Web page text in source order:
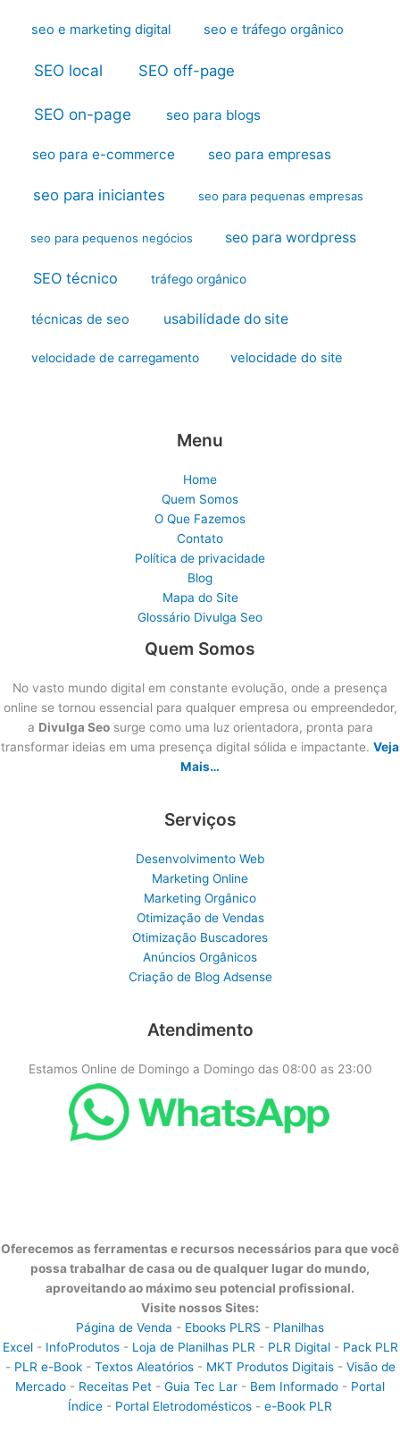
seo e marketing digital seo e tráfego orgânico
SEO local SEO off-page
SEO on-page seo para blogs
seo para e-commerce seo para empresas
seo para iniciantes seo para pequenas empresas
seo para pequenos negócios seo para wordpress
SEO técnico tráfego orgânico
técnicas de seo usabilidade do site
velocidade de carregamento velocidade do site
Menu
Home
Quem Somos
O Que Fazemos
Contato
Política de privacidade
Blog
Mapa do Site
Glossário Divulga Seo
Quem Somos
No vasto mundo digital em constante evolução, onde a presença
online se tornou essencial para qualquer empresa ou empreendedor,
a Divulga Seosurge como uma luz orientadora, pronta para
transformar ideias em uma presença digital sólida e impactante. Veja
Mais…
Serviços
Desenvolvimento Web
Marketing Online
Marketing Orgânico
Otimização de Vendas
Otimização Buscadores
Anúncios Orgânicos
Criação de Blog Adsense
Atendimento
Estamos Online de Domingo a Domingo das 08:00 as 23:00
Oferecemos as ferramentas e recursos necessários para que você
possa trabalhar de casa ou de qualquer lugar do mundo,
aproveitando ao máximo seu potencial profissional.
Visite nossos Sites:
Página de Venda - Ebooks PLRS - Planilhas
Excel- InfoProdutos- Loja de Planilhas PLR - PLR Digital- Pack PLR
- PLR e-Book- Textos Aleatórios- MKT Produtos Digitais- Visão de
Mercado - Receitas Pet - Guia Tec Lar - Bem Informado - Portal
Índice - Portal Eletrodomésticos - e-Book PLR